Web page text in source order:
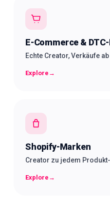
E-Commerce &
Echte Creator, Verkäufe
Explore →
Shopify-Marken
Creator zu jedem
Explore →